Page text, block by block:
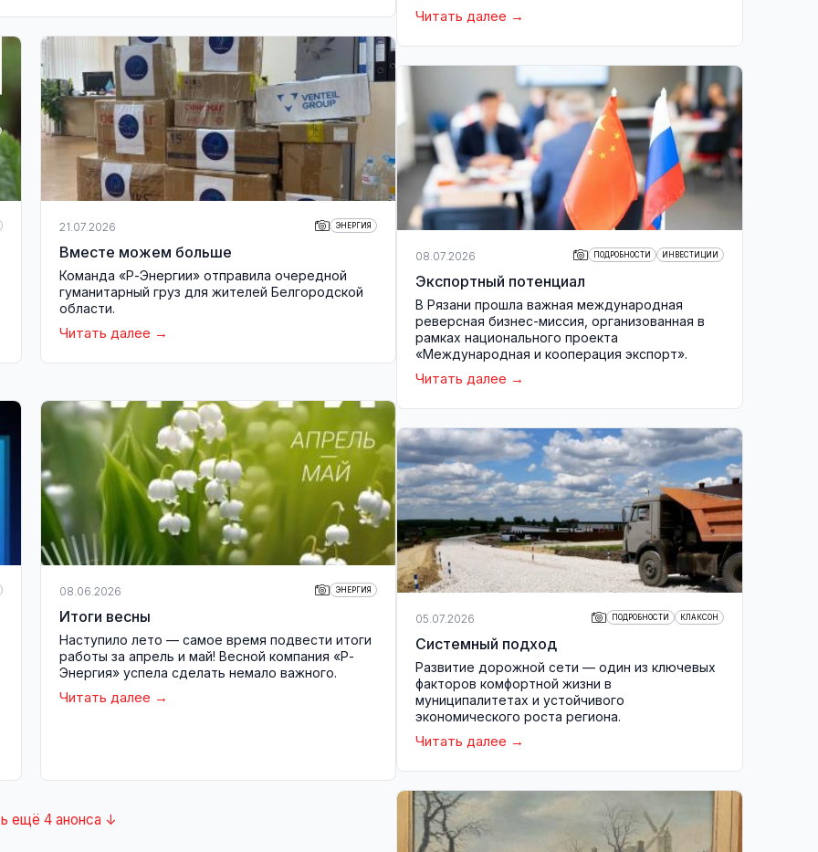
21.07.2026 ЭНЕРГИЯ
Вместе можем больше
Команда «Р-Энергии» отправила очередной
гуманитарный груз для жителей Белгородской
области.
Читать далее
08.06.2026 ЭНЕРГИЯ
Итоги весны
Наступило лето — самое время подвести итоги
работы за апрель и май! Весной компания «Р-
Энергия» успела сделать немало важного.
Читать далее
ещё 4 анонса ↓
Читать далее
08.07.2026 ПОДРОБНОСТИ ИНВЕСТИЦИИ
Экспортный потенциал
В Рязани прошла важная международная
реверсная бизнес-миссия, организованная в
рамках национального проекта
«Международная и кооперация экспорт».
Читать далее
05.07.2026 ПОДРОБНОСТИ КЛАКСОН
Системный подход
Развитие дорожной сети — один из ключевых
факторов комфортной жизни в
муниципалитетах и устойчивого
экономического роста региона.
Читать далее